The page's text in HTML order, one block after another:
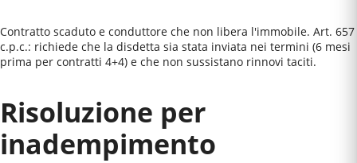
Contratto scaduto e conduttore che non libera l'immobile. Art. 657
c.p.c.: richiede che la disdetta sia stata inviata nei termini (6 mesi
prima per contratti 4+4) e che non sussistano rinnovi taciti.
Risoluzione per
inadempimento